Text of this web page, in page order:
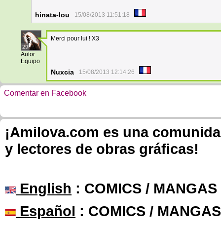
hinata-lou 15/08/2013 11:51:18
29
Autor
Equipo
Merci pour lui ! X3
Nuxcia 15/08/2013 12:14:26
Comentar en Facebook
¡Amilova.com es una
y lectores de obras gráficas!
English : COMICS /
Español : COMICS /